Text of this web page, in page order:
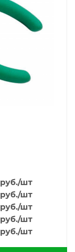
руб./шт
руб./шт
руб./шт
руб./шт
руб./шт